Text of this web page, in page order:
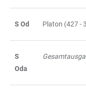
S Od Platon (427 -
S
Oda